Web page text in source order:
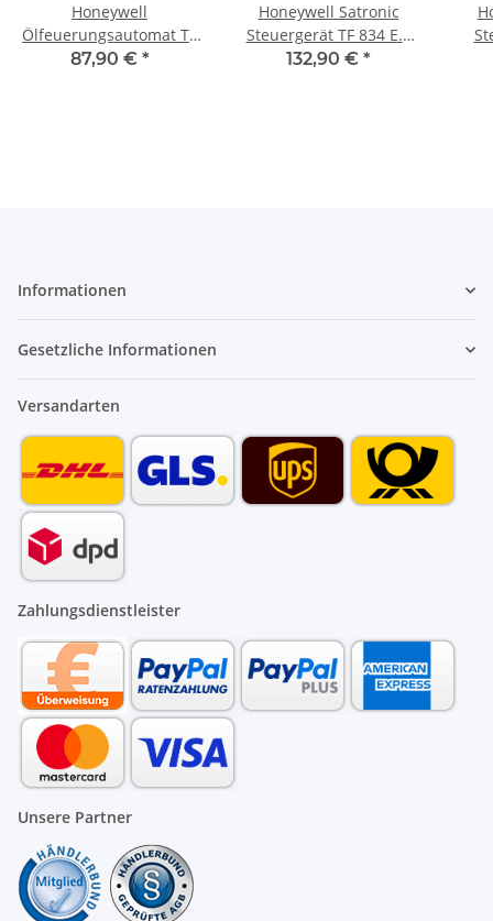
Honeywell
Ölfeuerungsautomat TF
832.3
87,90 € *
Honeywell Satronic
Steuergerät TF 834 E.3
2235
132,90 € *
Informationen
Gesetzliche Informationen
Versandarten
Zahlungsdienstleister
Unsere Partner